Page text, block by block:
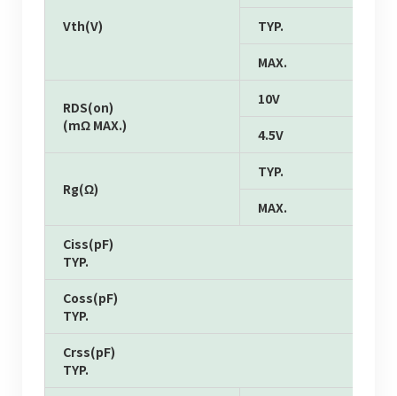
Vth(V) TYP.
MAX.
RDS(on)
(mΩ MAX.)
10V
4.5V
Rg(Ω)
TYP.
MAX.
Ciss(pF)
TYP.
Coss(pF)
TYP.
Crss(pF)
TYP.